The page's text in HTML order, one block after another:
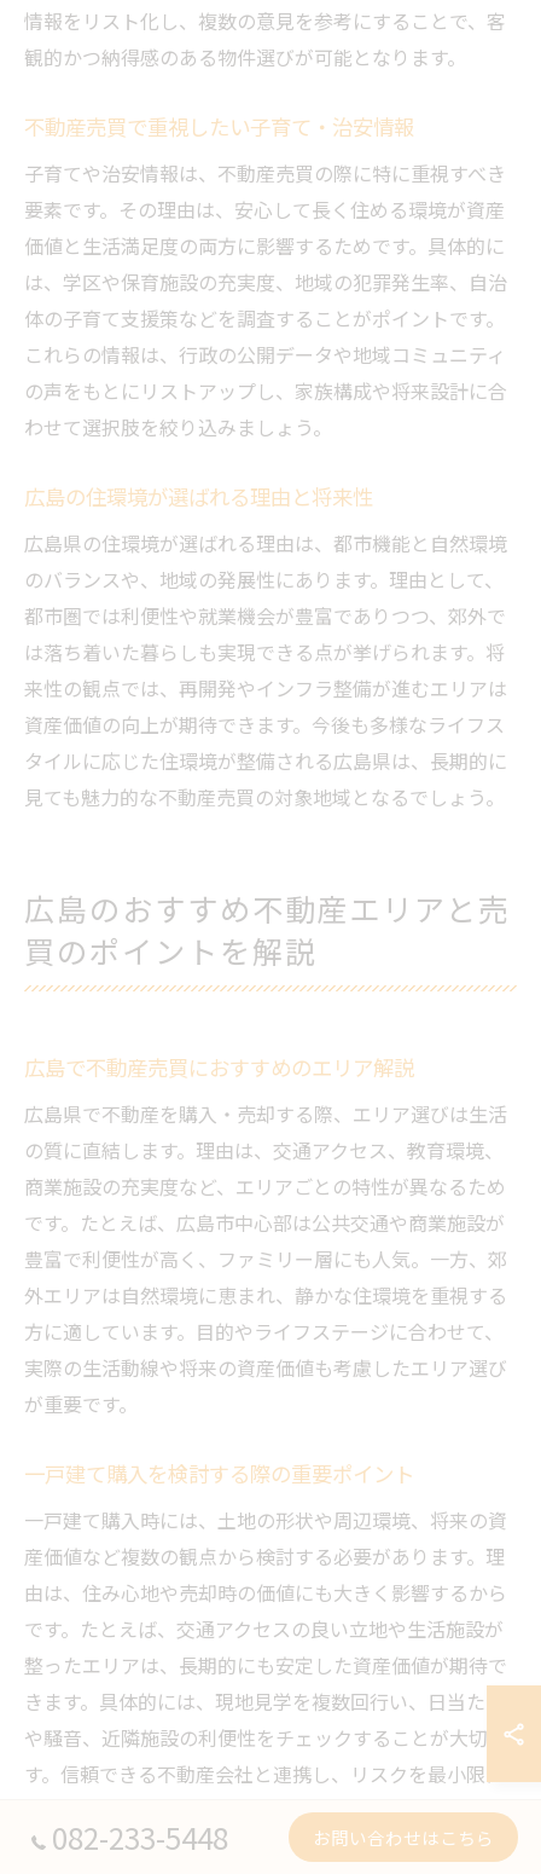
情報をリスト化し、複数の意見を参考にすることで、客
観的かつ納得感のある物件選びが可能となります。
不動産売買で重視したい子育て・治安情報
子育てや治安情報は、不動産売買の際に特に重視すべき
要素です。その理由は、安心して長く住める環境が資産
価値と生活満足度の両方に影響するためです。具体的に
は、学区や保育施設の充実度、地域の犯罪発生率、自治
体の子育て支援策などを調査することがポイントです。
これらの情報は、行政の公開データや地域コミュニティ
の声をもとにリストアップし、家族構成や将来設計に合
わせて選択肢を絞り込みましょう。
広島の住環境が選ばれる理由と将来性
広島県の住環境が選ばれる理由は、都市機能と自然環境
のバランスや、地域の発展性にあります。理由として、
都市圏では利便性や就業機会が豊富でありつつ、郊外で
は落ち着いた暮らしも実現できる点が挙げられます。将
来性の観点では、再開発やインフラ整備が進むエリアは
資産価値の向上が期待できます。今後も多様なライフス
タイルに応じた住環境が整備される広島県は、長期的に
見ても魅力的な不動産売買の対象地域となるでしょう。
広島のおすすめ不動産エリアと売
買のポイントを解説
広島で不動産売買におすすめのエリア解説
広島県で不動産を購入・売却する際、エリア選びは生活
の質に直結します。理由は、交通アクセス、教育環境、
商業施設の充実度など、エリアごとの特性が異なるため
です。たとえば、広島市中心部は公共交通や商業施設が
豊富で利便性が高く、ファミリー層にも人気。一方、郊
外エリアは自然環境に恵まれ、静かな住環境を重視する
方に適しています。目的やライフステージに合わせて、
実際の生活動線や将来の資産価値も考慮したエリア選び
が重要です。
一戸建て購入を検討する際の重要ポイント
一戸建て購入時には、土地の形状や周辺環境、将来の資
産価値など複数の観点から検討する必要があります。理
由は、住み心地や売却時の価値にも大きく影響するから
です。たとえば、交通アクセスの良い立地や生活施設が
整ったエリアは、長期的にも安定した資産価値が期待で
きます。具体的には、現地見学を複数回行い、日当たり
や騒音、近隣施設の利便性をチェックすることが大切で
す。信頼できる不動産会社と連携し、リスクを最小限に
082-233-5448 お問い合わせはこちら